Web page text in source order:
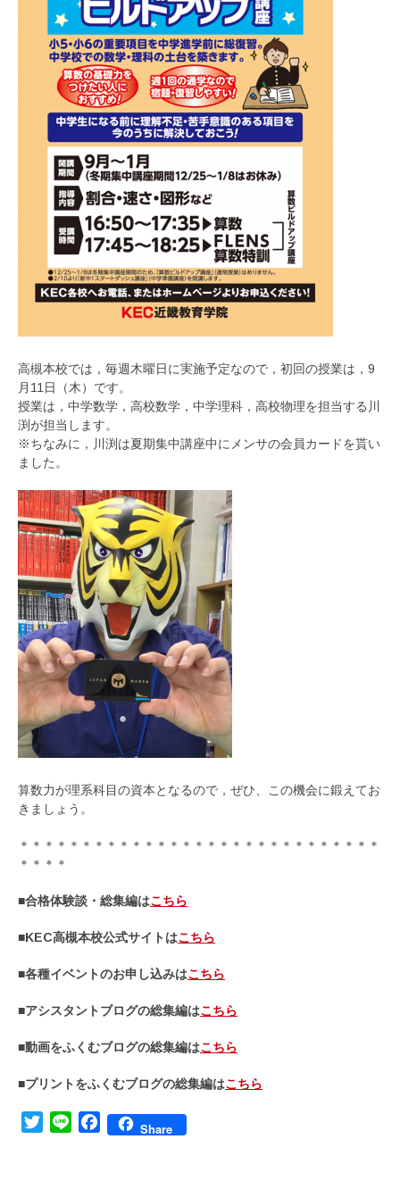
高槻本校では，毎週木曜日に実施予定なので，初回の授業は，9
月11日（木）です。
授業は，中学数学，高校数学，中学理科，高校物理を担当する川
渕が担当します。
※ちなみに，川渕は夏期集中講座中にメンサの会員カードを貰い
ました。
算数力が理系科目の資本となるので，ぜひ、この機会に鍛えてお
きましょう。
＊＊＊＊＊＊＊＊＊＊＊＊＊＊＊＊＊＊＊＊＊＊＊＊＊＊＊＊＊
＊＊＊＊
■合格体験談・総集編はこちら
■KEC高槻本校公式サイトはこちら
■各種イベントのお申し込みはこちら
■アシスタントブログの総集編はこちら
■動画をふくむブログの総集編はこちら
■プリントをふくむブログの総集編はこちら
TwitterLine FacebookShare